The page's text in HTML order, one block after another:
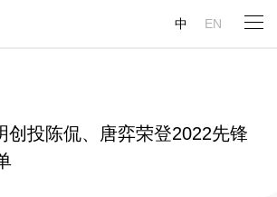
中 EN
创投陈侃、唐弈荣登2022先锋